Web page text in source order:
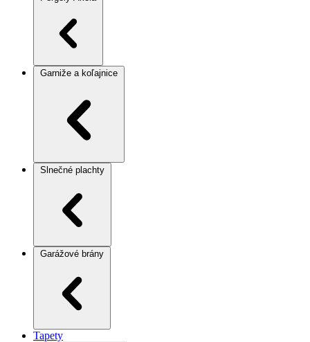
Garniže a koľajnice
Slnečné plachty
Garážové brány
Tapety